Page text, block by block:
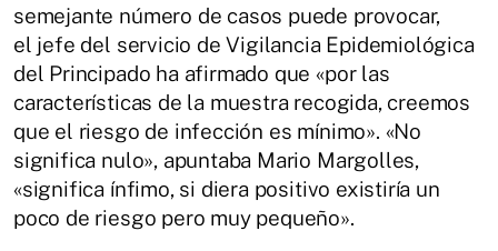
semejante número de casos puede provocar,
el jefe del servicio de Vigilancia Epidemiológica
del Principado ha afirmado que «por las
características de la muestra recogida, creemos
que el riesgo de infección es mínimo». «No
significa nulo», apuntaba Mario Margolles,
«significa ínfimo, si diera positivo existiría un
poco de riesgo pero muy pequeño».